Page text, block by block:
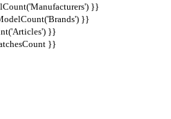
}}
}}
}}
}}